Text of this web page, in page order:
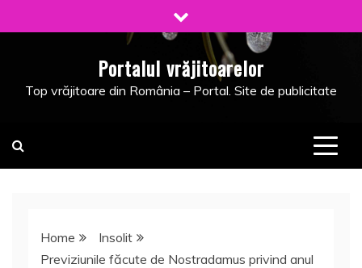
to
Portalul vrăjitoarelor
Top vrăjitoare din România – Portal. Site de publicitate
Home
Insolit
Previziunile făcute de Nostradamus privind anul